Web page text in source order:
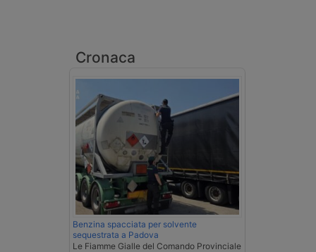
Cronaca
Benzina spacciata per solvente
sequestrata a Padova
Le Fiamme Gialle del Comando Provinciale